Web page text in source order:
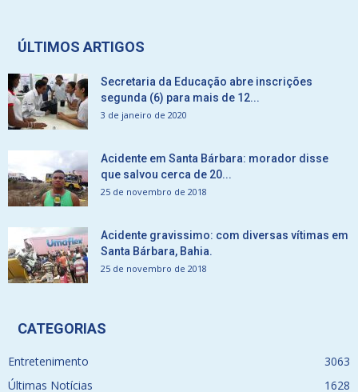
ÚLTIMOS ARTIGOS
Secretaria da Educação abre inscrições
segunda (6) para mais de 12...
3 de janeiro de 2020
Acidente em Santa Bárbara: morador disse
que salvou cerca de 20...
25 de novembro de 2018
Acidente gravissimo: com diversas vítimas em
Santa Bárbara, Bahia.
25 de novembro de 2018
CATEGORIAS
Entretenimento
3063
Últimas Notícias
1628